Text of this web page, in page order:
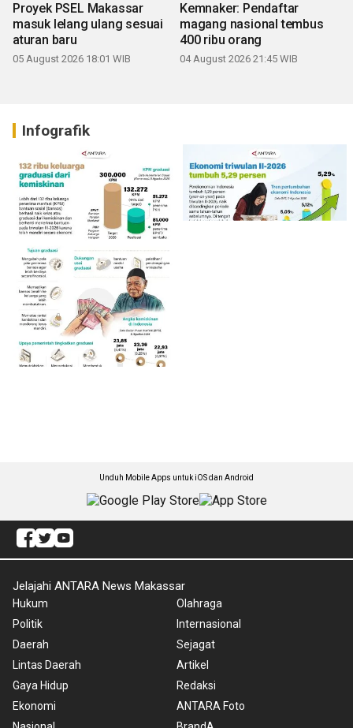
Proyek PSEL Makassar
masuk lelang ulang sesuai
aturan baru
05 August 2026 18:01 WIB
Kemnaker: Pendaftar
magang nasional tembus
400 ribu orang
04 August 2026 21:45 WIB
Infografik
Unduh Mobile Apps untuk iOS dan Android
Jelajahi ANTARA News Makassar
Hukum
Politik
Daerah
Lintas Daerah
Gaya Hidup
Ekonomi
Olahraga
Internasional
Sejagat
Artikel
Redaksi
ANTARA Foto